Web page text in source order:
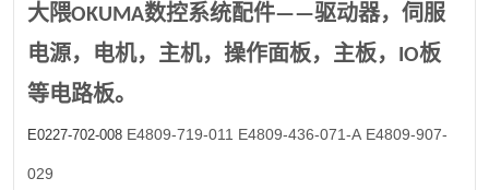
大隈OKUMA数控系统配件——驱动器，伺服
电源，电机，主机，操作面板，主板，IO板
等电路板。
E0227-702-008 E4809-719-011 E4809-436-071-A E4809-907-
029